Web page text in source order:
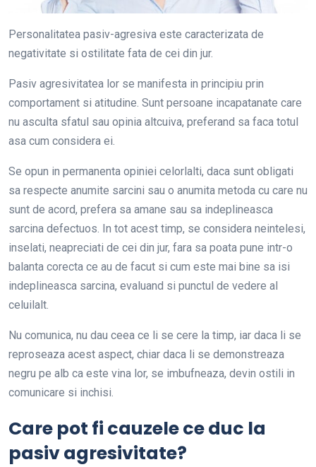
Personalitatea pasiv-agresiva este caracterizata de
negativitate si ostilitate fata de cei din jur.
Pasiv agresivitatea lor se manifesta in principiu prin
comportament si atitudine. Sunt persoane incapatanate care
nu asculta sfatul sau opinia altcuiva, preferand sa faca totul
asa cum considera ei.
Se opun in permanenta opiniei celorlalti, daca sunt obligati
sa respecte anumite sarcini sau o anumita metoda cu care nu
sunt de acord, prefera sa amane sau sa indeplineasca
sarcina defectuos. In tot acest timp, se considera neintelesi,
inselati, neapreciati de cei din jur, fara sa poata pune intr-o
balanta corecta ce au de facut si cum este mai bine sa isi
indeplineasca sarcina, evaluand si punctul de vedere al
celuilalt.
Nu comunica, nu dau ceea ce li se cere la timp, iar daca li se
reproseaza acest aspect, chiar daca li se demonstreaza
negru pe alb ca este vina lor, se imbufneaza, devin ostili in
comunicare si inchisi.
Care pot fi cauzele ce duc la
pasiv agresivitate?